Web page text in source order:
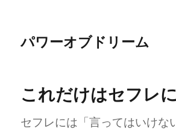
パワーオブドリーム
これだけはセフレ
セフレには「言ってはいけな